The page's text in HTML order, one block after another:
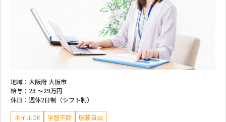
地域： 大阪府 大阪市
給与： 23 ～29万円
休日： 週休2日制（シフト制）
ネイルOK 学歴不問 服装自由